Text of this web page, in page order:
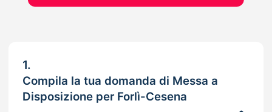
1.
Compila la tua domanda di Messa a
Disposizione per Forlì-Cesena